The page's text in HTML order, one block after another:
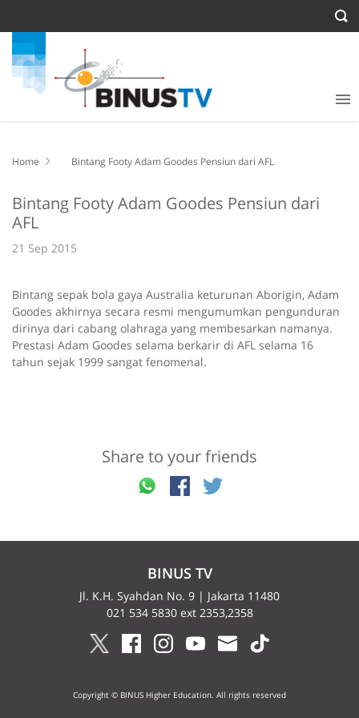
Home Bintang Footy Adam Goodes Pensiun dari AFL
Bintang Footy Adam Goodes Pensiun dari
AFL
21 Sep 2015
Bintang sepak bola gaya Australia keturunan Aborigin, Adam
Goodes akhirnya secara resmi mengumumkan pengunduran
dirinya dari cabang olahraga yang membesarkan namanya.
Prestasi Adam Goodes selama berkarir di AFL selama 16
tahun sejak 1999 sangat fenomenal.
Share to your friends
BINUS TV
Jl. K.H. Syahdan No. 9 | Jakarta 11480
021 534 5830 ext 2353,2358
Copyright © BINUS Higher Education. All rights reserved